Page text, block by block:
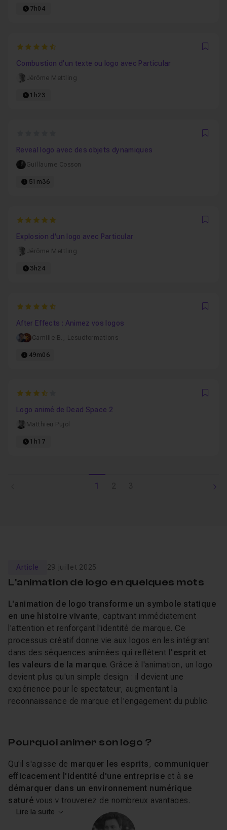
7h04
4.9130434782609
Combustion d'un texte ou logo avec Particular
Jérôme Mettling
1h23
Reveal logo avec des objets dynamiques
Guillaume Cosson
51m36
5
Explosion d'un logo avec Particular
Jérôme Mettling
3h24
4.9285714285714
After Effects : Animez vos logos
Camille B. , Lesudformations
49m06
3.3333333333333
Logo animé de Dead Space 2
Matthieu Pujol
1h17
1
Article 29 juillet 2025
L'animation de logo en quelques mots
L'animation de logo transforme un symbole statique
en une histoire vivante, captivant immédiatement
l'attention et renforçant l'identité de marque. Ce
processus créatif donne vie aux logos en les intégrant
dans des séquences animées qui reflètent l'esprit et
les valeurs de la marque. Grâce à l'animation, un logo
devient plus qu'un simple design : il devient une
expérience pour le spectateur, augmentant la
reconnaissance de marque et l'engagement du public.
Pourquoi animer son logo ?
Qu'il s'agisse de marquer les esprits , communiquer
efficacement l'identité d'une entreprise et à se
démarquer dans un environnement numérique
saturé vous y trouverez de nombreux avantages.
L'animation apporte une dimension supplémentaire au
branding, enrichissant l'expérience utilisateur et
Lire la suite